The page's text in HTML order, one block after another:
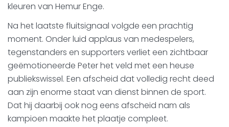
kleuren van Hemur Enge.
Na het laatste fluitsignaal volgde een prachtig
moment. Onder luid applaus van medespelers,
tegenstanders en supporters verliet een zichtbaar
geëmotioneerde Peter het veld met een heuse
publiekswissel. Een afscheid dat volledig recht deed
aan zijn enorme staat van dienst binnen de sport.
Dat hij daarbij ook nog eens afscheid nam als
kampioen maakte het plaatje compleet.